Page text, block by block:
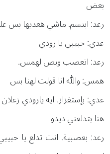
بعض
رعد: ابتسم. ماشي هعديها بس
عدي: حبيبي يا رودي
رعد: اتعصب وبص لهمس.
همس: والله انا قولت لهنا بس
عدي: بإستفزاز. ايه يارودي
هنا بتدلعني ديدو
رعد: بعصبية. انت تدلع يا